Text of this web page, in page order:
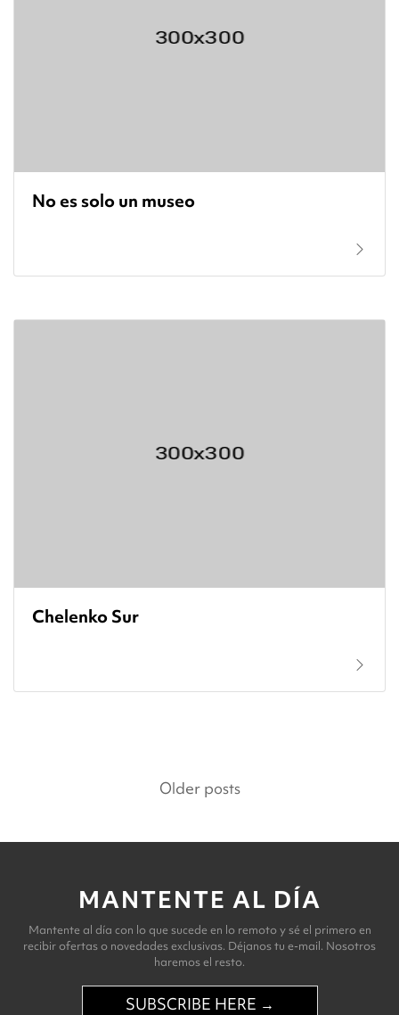
No es solo un museo
Chelenko Sur
Older posts
MANTENTE AL DÍA
Mantente al día con lo que sucede en lo remoto y sé el primero en
recibir ofertas o novedades exclusivas. Déjanos tu e-mail. Nosotros
haremos el resto.
SUBSCRIBE HERE →